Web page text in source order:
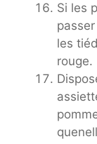
Si les
les
rouge.